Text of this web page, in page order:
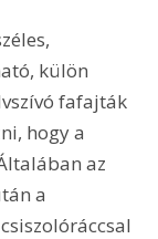
külön
fafajták
hogy a
az
a